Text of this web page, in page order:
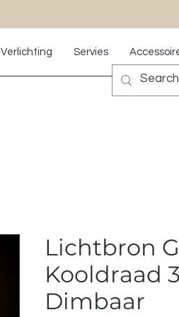
Verlichting Servies
Lichtbron
Kooldraad
Dimbaar